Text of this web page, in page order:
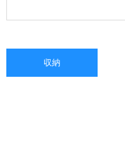
収納